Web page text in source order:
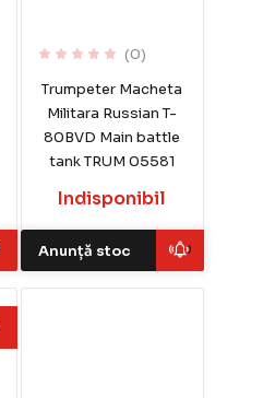
(0)
Trumpeter Macheta
Militara Russian T-
80BVD Main battle
tank TRUM 05581
Indisponibil
Anunță stoc